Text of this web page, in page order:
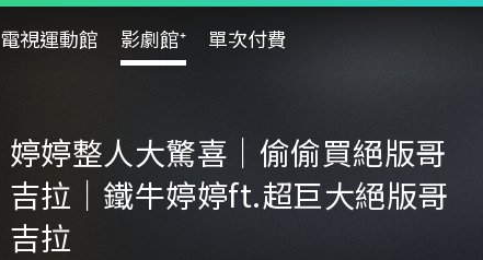
電視運動館 影劇館⁺ 單次付費
婷婷整人大驚喜｜偷偷買絕版哥
吉拉｜鐵牛婷婷ft.超巨大絕版哥
吉拉